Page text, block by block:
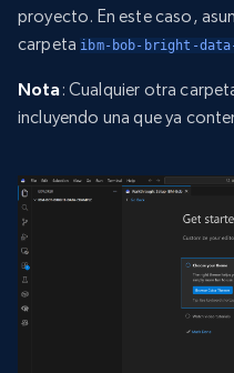
proyecto. En este caso,
carpeta ibm-bob-bright-
Nota: Cualquier otra
incluyendo una que ya